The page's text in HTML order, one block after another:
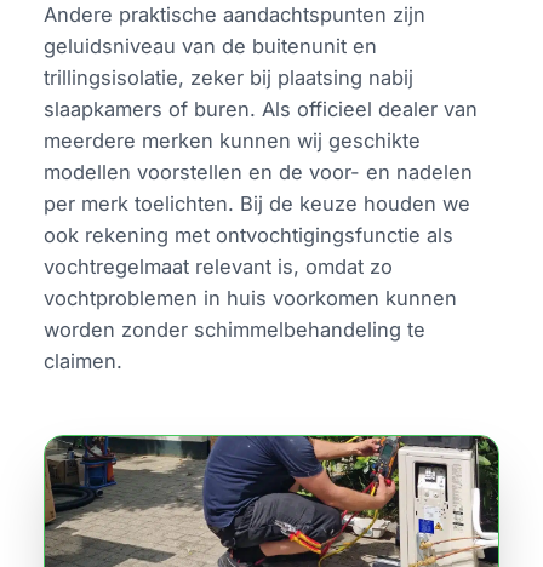
Andere praktische aandachtspunten zijn
geluidsniveau van de buitenunit en
trillingsisolatie, zeker bij plaatsing nabij
slaapkamers of buren. Als officieel dealer van
meerdere merken kunnen wij geschikte
modellen voorstellen en de voor- en nadelen
per merk toelichten. Bij de keuze houden we
ook rekening met ontvochtigingsfunctie als
vochtregelmaat relevant is, omdat zo
vochtproblemen in huis voorkomen kunnen
worden zonder schimmelbehandeling te
claimen.